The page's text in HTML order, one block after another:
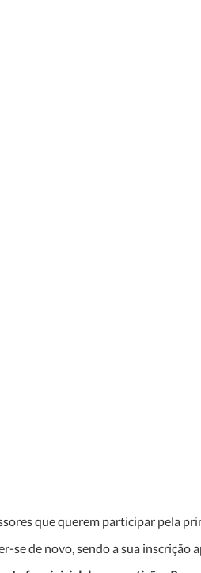
que querem participar pela
de novo, sendo a sua inscrição